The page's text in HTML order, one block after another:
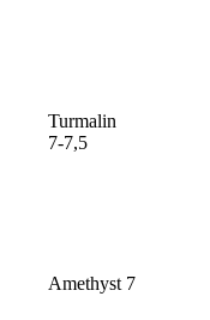
Turmalin
7-7,5
Amethyst 7